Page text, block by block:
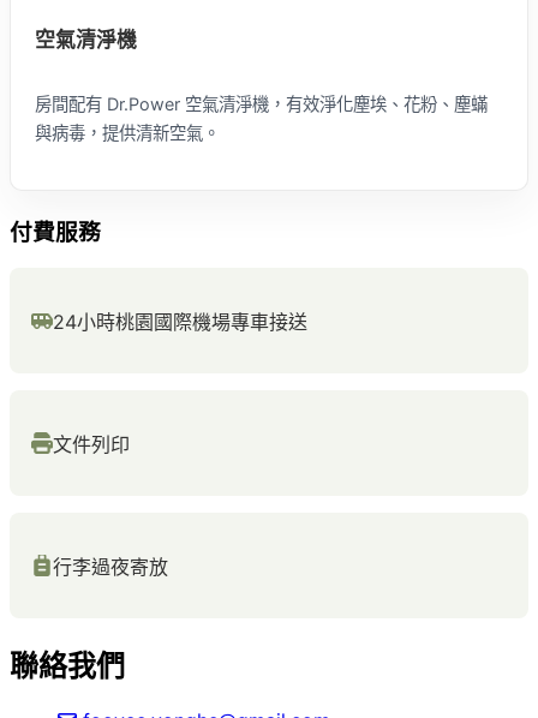
空氣清淨機
房間配有 Dr.Power 空氣清淨機，有效淨化塵埃、花粉、塵蟎
與病毒，提供清新空氣。
付費服務
24小時桃園國際機場專車接送
文件列印
行李過夜寄放
聯絡我們